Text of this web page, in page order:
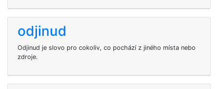
odjinud
Odjinud je slovo pro cokoliv, co pochází z jiného místa nebo
zdroje.